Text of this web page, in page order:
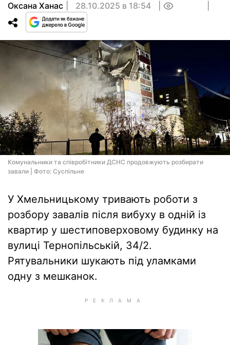
Оксана Ханас 28.10.2025 в 18:54
Комунальники та співробітники ДСНС продовжують розбирати
завали | Фото: Суспiльне
У Хмельницькому тривають роботи з
розбору завалів після вибуху в одній із
квартир у шестиповерховому будинку на
вулиці Тернопільській, 34/2.
Рятувальники шукають під уламками
одну з мешканок.